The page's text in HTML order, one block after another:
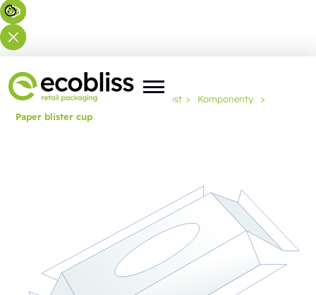
Nacházíte se zde: Domů Odbornost > Komponenty
>
Paper blister cup